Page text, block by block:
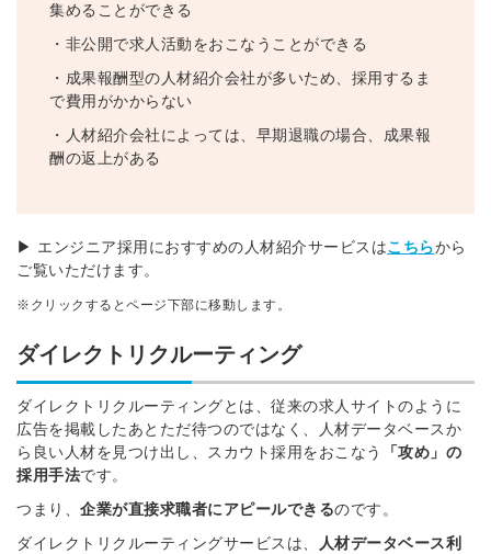
集めることができる
・非公開で求人活動をおこなうことができる
・成果報酬型の人材紹介会社が多いため、採用するま
で費用がかからない
・人材紹介会社によっては、早期退職の場合、成果報
酬の返上がある
▶ エンジニア採用におすすめの人材紹介サービスはこちらから
ご覧いただけます。
※クリックするとページ下部に移動します。
ダイレクトリクルーティング
ダイレクトリクルーティングとは、従来の求人サイトのように
広告を掲載したあとただ待つのではなく、人材データベースか
ら良い人材を見つけ出し、スカウト採用をおこなう
「攻め」の
採用手法です。
つまり、 企業が直接求職者にアピールできるのです。
ダイレクトリクルーティングサービスは、
人材データベース利